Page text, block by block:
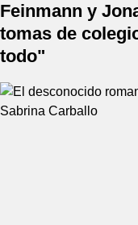
Feinmann y
tomas de
todo"